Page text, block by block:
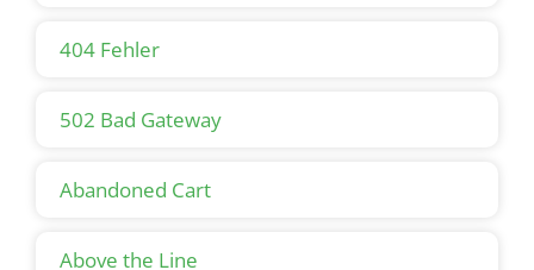
404 Fehler
502 Bad Gateway
Abandoned Cart
Above the Line